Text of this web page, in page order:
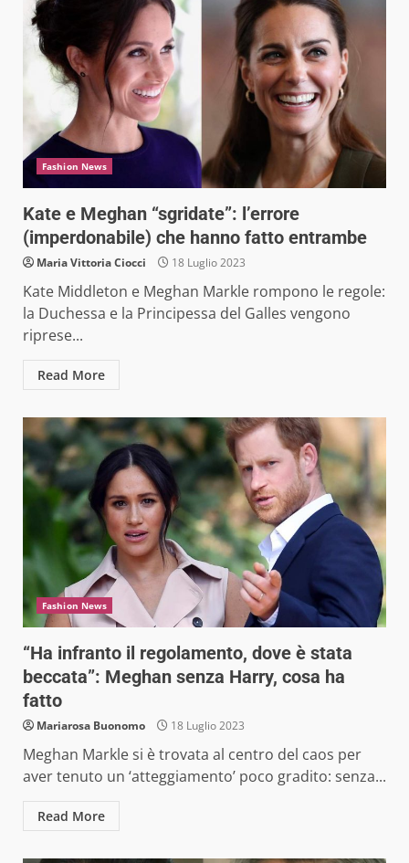
Fashion News
Kate e Meghan “sgridate”: l’errore
(imperdonabile) che hanno fatto entrambe
Maria Vittoria Ciocci 18 Luglio 2023
Kate Middleton e Meghan Markle rompono le regole:
la Duchessa e la Principessa del Galles vengono
riprese...
Read More
Fashion News
“Ha infranto il regolamento, dove è stata
beccata”: Meghan senza Harry, cosa ha
fatto
Mariarosa Buonomo 18 Luglio 2023
Meghan Markle si è trovata al centro del caos per
aver tenuto un ‘atteggiamento’ poco gradito: senza...
Read More